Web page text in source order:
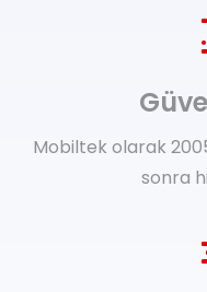
Mobiltek olarak
sonra